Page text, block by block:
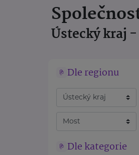
Ústecký kraj
Dle regionu
Dle kategorie